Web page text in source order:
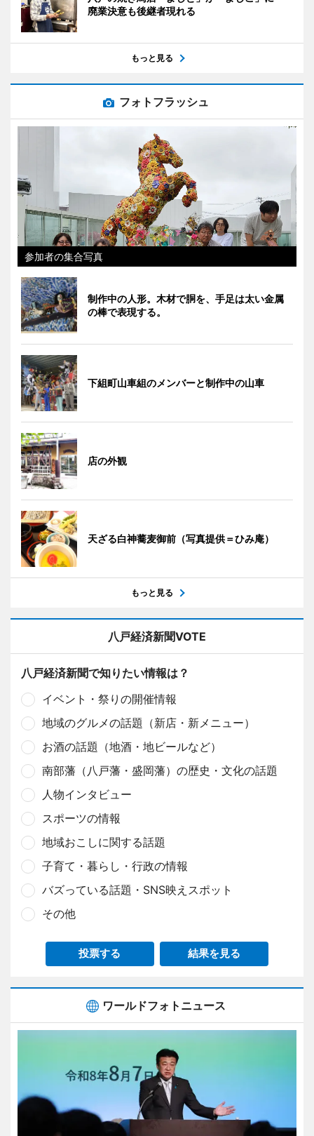
廃業決意も後継者現れる
もっと見る
フォトフラッシュ
参加者の集合写真
制作中の人形。木材で胴を、手足は太い金属
の棒で表現する。
下組町山車組のメンバーと制作中の山車
店の外観
天ざる白神蕎麦御前（写真提供＝ひみ庵）
もっと見る
八戸経済新聞VOTE
八戸経済新聞で知りたい情報は？
イベント・祭りの開催情報
地域のグルメの話題（新店・新メニュー）
お酒の話題（地酒・地ビールなど）
南部藩（八戸藩・盛岡藩）の歴史・文化の話題
人物インタビュー
スポーツの情報
地域おこしに関する話題
子育て・暮らし・行政の情報
バズっている話題・SNS映えスポット
その他
投票する 結果を見る
ワールドフォトニュース